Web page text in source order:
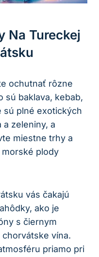
Na Tureckej
ochutnať rôzne
sú baklava, kebab,
sú plné exotických
zeleniny, a
miestne trhy a
plody
vás čakajú
ako je
s čiernym
vína.
priamo pri